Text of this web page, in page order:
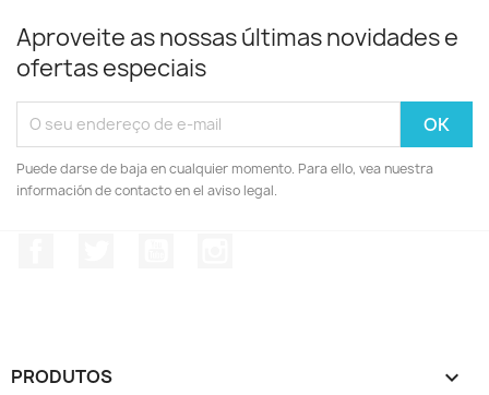
Aproveite as nossas últimas novidades e
ofertas especiais
Puede darse de baja en cualquier momento. Para ello, vea nuestra
información de contacto en el aviso legal.
PRODUTOS 